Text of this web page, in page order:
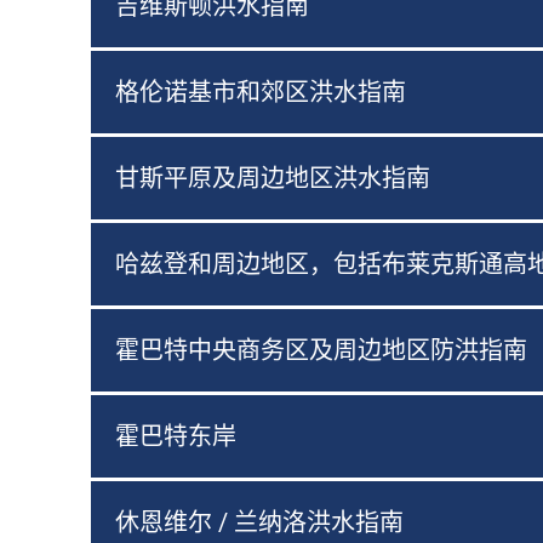
吉维斯顿洪水指南
格伦诺基市和郊区洪水指南
甘斯平原及周边地区洪水指南
哈兹登和周边地区，包括布莱克斯通高
霍巴特中央商务区及周边地区防洪指南
霍巴特东岸
休恩维尔 / 兰纳洛洪水指南